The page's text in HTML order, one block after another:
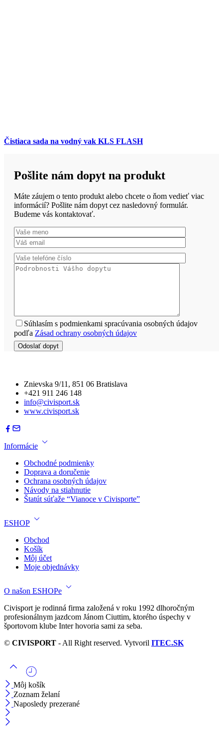
Čistiaca sada na vodný vak KLS FLASH
Pošlite nám dopyt na produkt
Máte záujem o tento produkt alebo chcete o ňom vedieť viac
informácií? Pošlite nám dopyt cez nasledovný formulár.
Budeme vás kontaktovať.
Súhlasím s podmienkami spracúvania osobných údajov
podľa Zásad ochrany osobných údajov
Znievska 9/11, 851 06 Bratislava
+421 911 246 148
info@civisport.sk
www.civisport.sk
Informácie
Obchodné podmienky
Doprava a doručenie
Ochrana osobných údajov
Návody na stiahnutie
Štatút súťaže “Vianoce v Civisporte”
ESHOP
Obchod
Košík
Môj účet
Moje objednávky
O našon ESHOPe
Civisport je rodinná firma založená v roku 1992 dlhoročným
profesionálnym jazdcom Jánom Ciuttim, ktorého úspechy v
športovom klube Inter hovoria sami za seba.
© CIVISPORT - All Right reserved. Vytvoril ITEC.SK
Môj košík
Zoznam želaní
Naposledy prezerané